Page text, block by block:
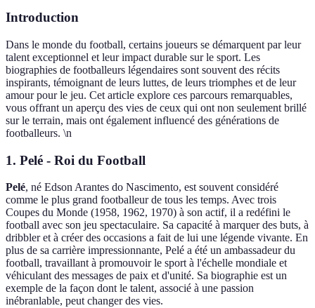
Introduction
Dans le monde du football, certains joueurs se démarquent par leur
talent exceptionnel et leur impact durable sur le sport. Les
biographies de footballeurs légendaires sont souvent des récits
inspirants, témoignant de leurs luttes, de leurs triomphes et de leur
amour pour le jeu. Cet article explore ces parcours remarquables,
vous offrant un aperçu des vies de ceux qui ont non seulement brillé
sur le terrain, mais ont également influencé des générations de
footballeurs. \n
1. Pelé - Roi du Football
Pelé, né Edson Arantes do Nascimento, est souvent considéré
comme le plus grand footballeur de tous les temps. Avec trois
Coupes du Monde (1958, 1962, 1970) à son actif, il a redéfini le
football avec son jeu spectaculaire. Sa capacité à marquer des buts, à
dribbler et à créer des occasions a fait de lui une légende vivante. En
plus de sa carrière impressionnante, Pelé a été un ambassadeur du
football, travaillant à promouvoir le sport à l'échelle mondiale et
véhiculant des messages de paix et d'unité. Sa biographie est un
exemple de la façon dont le talent, associé à une passion
inébranlable, peut changer des vies.